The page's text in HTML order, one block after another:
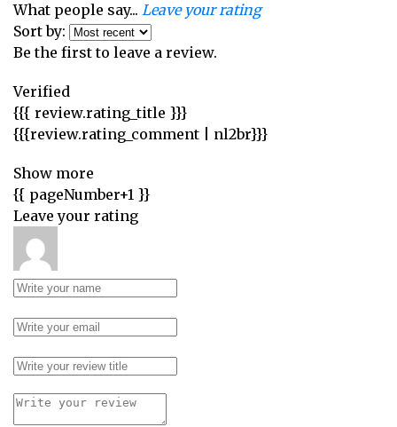
What people say... Leave your rating
Sort by:
Be the first to leave a review.
Verified
{{{ review.rating_title }}}
{{{review.rating_comment | nl2br}}}
Show more
{{ pageNumber+1 }}
Leave your rating